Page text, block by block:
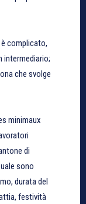
è complicato,
intermediario;
che svolge
minimaux
di
sono
durata del
festività